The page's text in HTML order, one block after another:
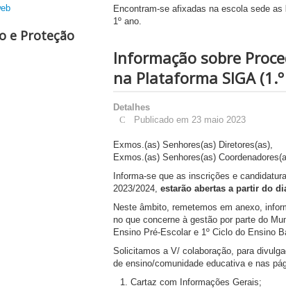
e Proteção
Encontram-se afixadas na escola sede
1º ano.
Informação sobre
na Plataforma SIGA
Detalhes
Publicado em 23 maio 2023
Exmos.(as) Senhores(as) Diretores(as),
Exmos.(as) Senhores(as)
Informa-se que as inscrições e
2023/2024, estarão abertas a partir do
Neste âmbito, remetemos em anexo,
no que concerne à gestão por parte do
Ensino Pré-Escolar e 1º Ciclo do Ensino
Solicitamos a V/ colaboração, para
de ensino/comunidade educativa e nas
Cartaz com Informações Gerais;